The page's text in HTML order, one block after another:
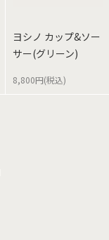
ヨシノ カップ&ソー
サー(グリーン)
8,800円(税込)